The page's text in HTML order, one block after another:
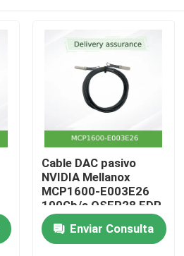
Cable DAC pasivo
NVIDIA Mellanox
MCP1600-E003E26
100Gb/s QSFP28 EDR
InfiniBand de 3m
Enviar Consulta